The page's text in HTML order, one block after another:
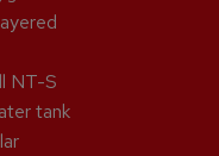
NT-S
tank